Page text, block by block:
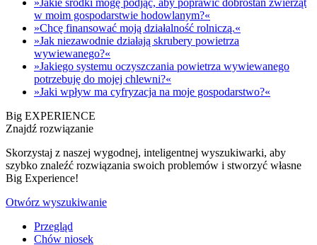
»Jakie środki mogę podjąć, aby poprawić dobrostan zwierząt
w moim gospodarstwie hodowlanym?«
»Chcę finansować moją działalność rolniczą.«
»Jak niezawodnie działają skrubery powietrza
wywiewanego?«
»Jakiego systemu oczyszczania powietrza wywiewanego
potrzebuję do mojej chlewni?«
»Jaki wpływ ma cyfryzacja na moje gospodarstwo?«
Big EXPERIENCE
Znajdź rozwiązanie
Skorzystaj z naszej wygodnej, inteligentnej wyszukiwarki, aby
szybko znaleźć rozwiązania swoich problemów i stworzyć własne
Big Experience!
Otwórz wyszukiwanie
Przegląd
Chów niosek